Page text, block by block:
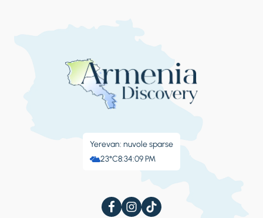
Yerevan: nuvole sparse
23°C8:34:09 PM